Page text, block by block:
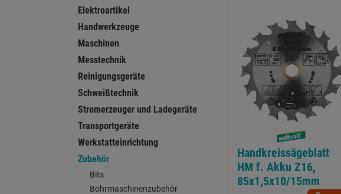
Elektroartikel
Handwerkzeuge
Maschinen
Messtechnik
Reinigungsgeräte
Schweißtechnik
Stromerzeuger und Ladegeräte
Transportgeräte
Werkstatteinrichtung
Zubehör
Bits
Bohrmaschinenzubehör
Handkreissägeblatt
HM f. Akku Z16,
85x1,5x10/15mm